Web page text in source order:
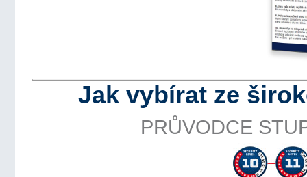
Jak vybírat ze
PRŮVODCE